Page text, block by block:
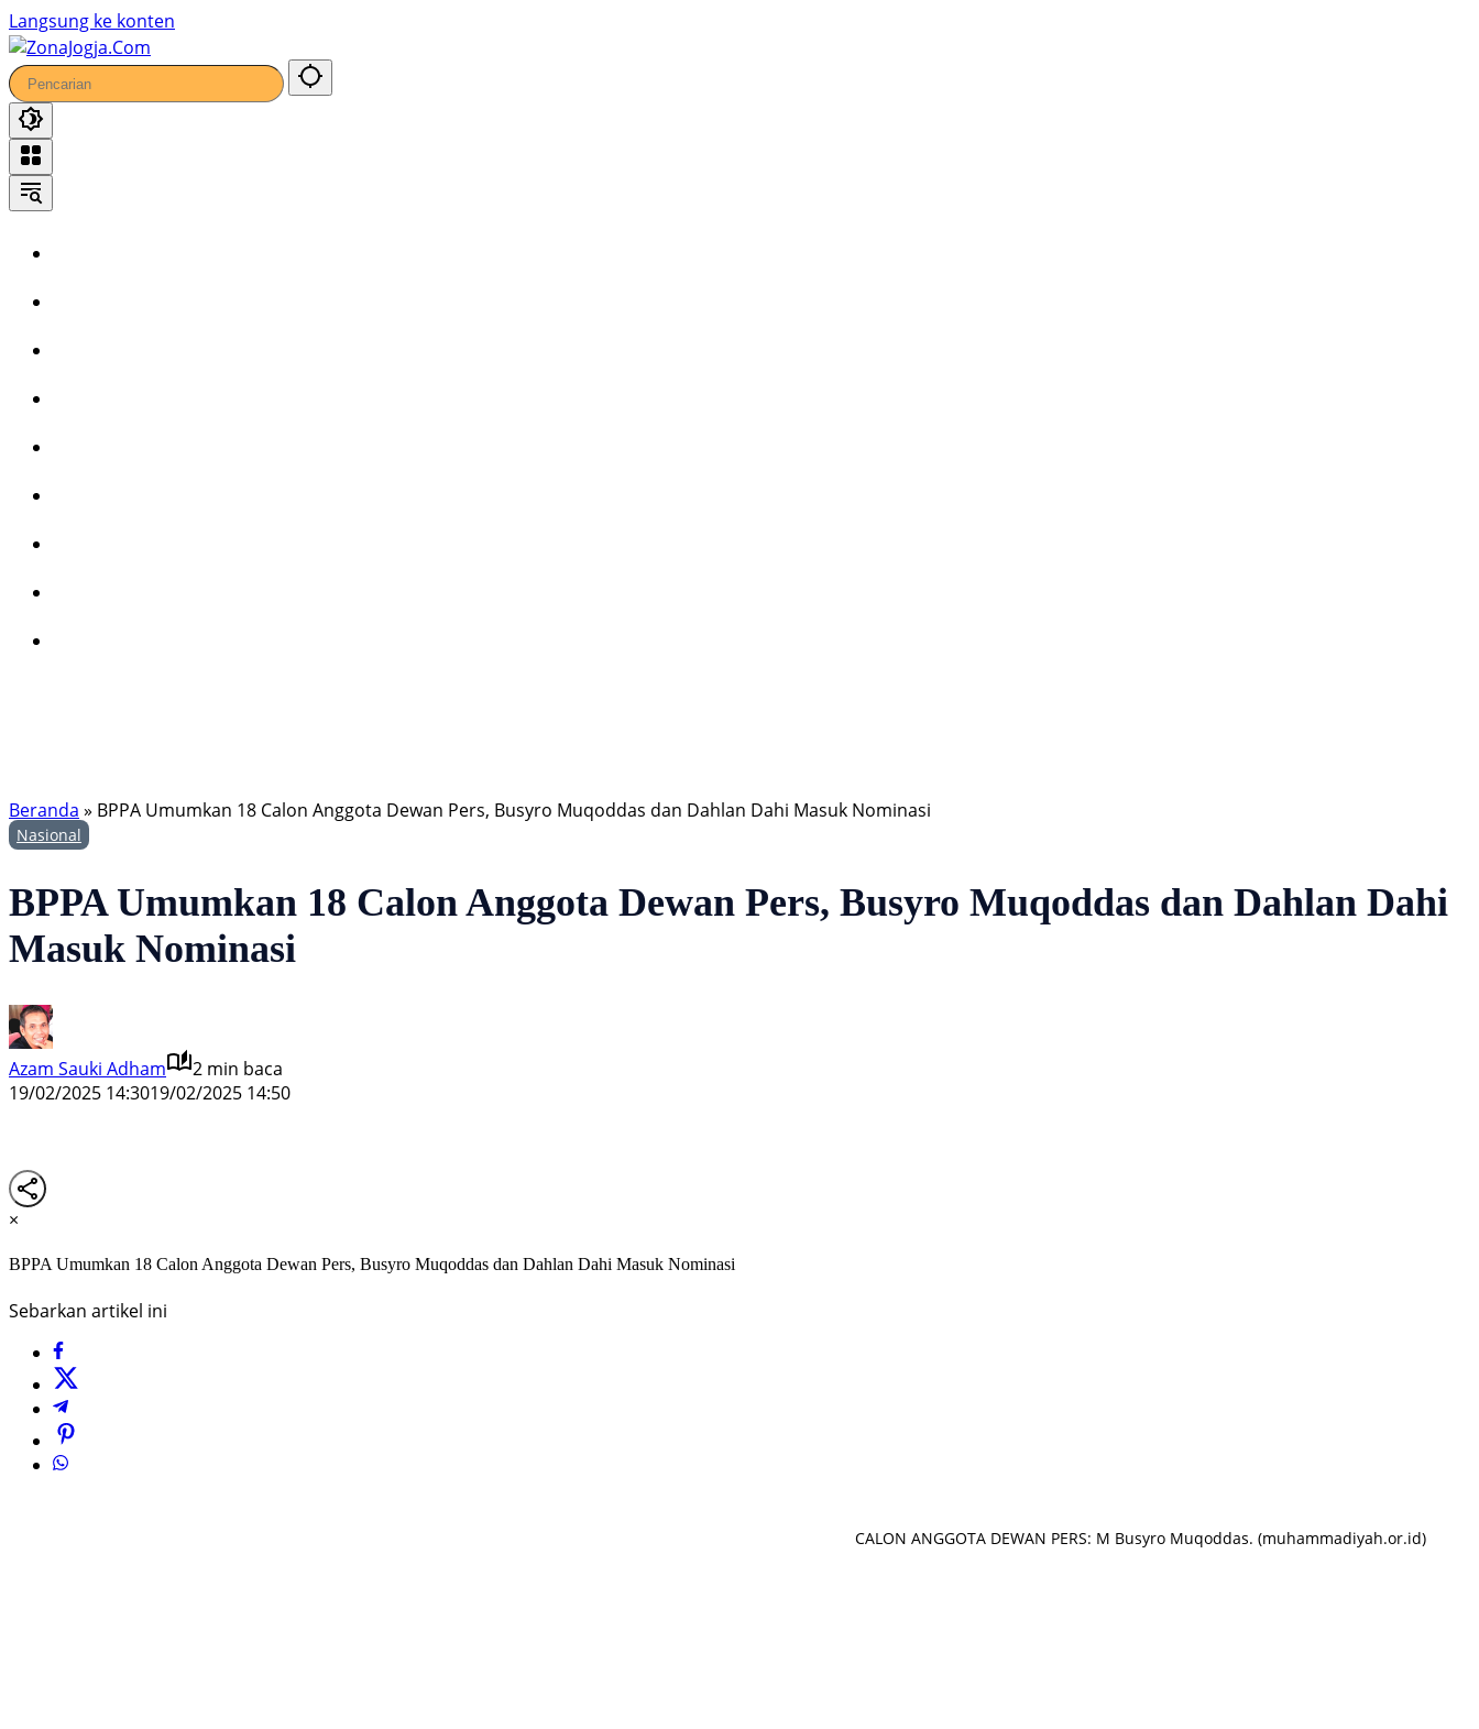
Langsung ke konten
Beranda » BPPA Umumkan 18 Calon Anggota Dewan Pers, Busyro Muqoddas dan Dahlan Dahi Masuk Nominasi
Nasional
BPPA Umumkan 18 Calon Anggota Dewan Pers, Busyro Muqoddas dan Dahlan Dahi
Masuk Nominasi
Azam Sauki Adham
2 min baca
19/02/2025 14:3019/02/2025 14:50
×
BPPA Umumkan 18 Calon Anggota Dewan Pers, Busyro Muqoddas dan Dahlan Dahi Masuk Nominasi
Sebarkan artikel ini
CALON ANGGOTA DEWAN PERS: M Busyro Muqoddas. (muhammadiyah.or.id)